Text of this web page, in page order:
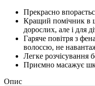
Прекрасно
Кращий помічник в
дорослих, але і для
Гаряче повітря з
волоссю, не
Легке розчісування
Приємно масажує
Опис